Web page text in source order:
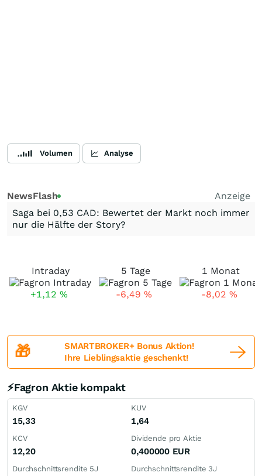
Volumen Analyse
NewsFlash
Anzeige
Saga bei 0,53 CAD: Bewertet der Markt noch immer
nur die Hälfte der Story?
Intraday
+1,12 %
5 Tage
-6,49 %
1 Monat
-8,02 %
🎁
SMARTBROKER+ Bonus Aktion!
Ihre Lieblingsaktie geschenkt!
⚡Fagron Aktie kompakt
KGV
15,33
KUV
1,64
KCV
12,20
Dividende pro Aktie
0,400000 EUR
Durchschnittsrendite 5J Durchschnittsrendite 3J